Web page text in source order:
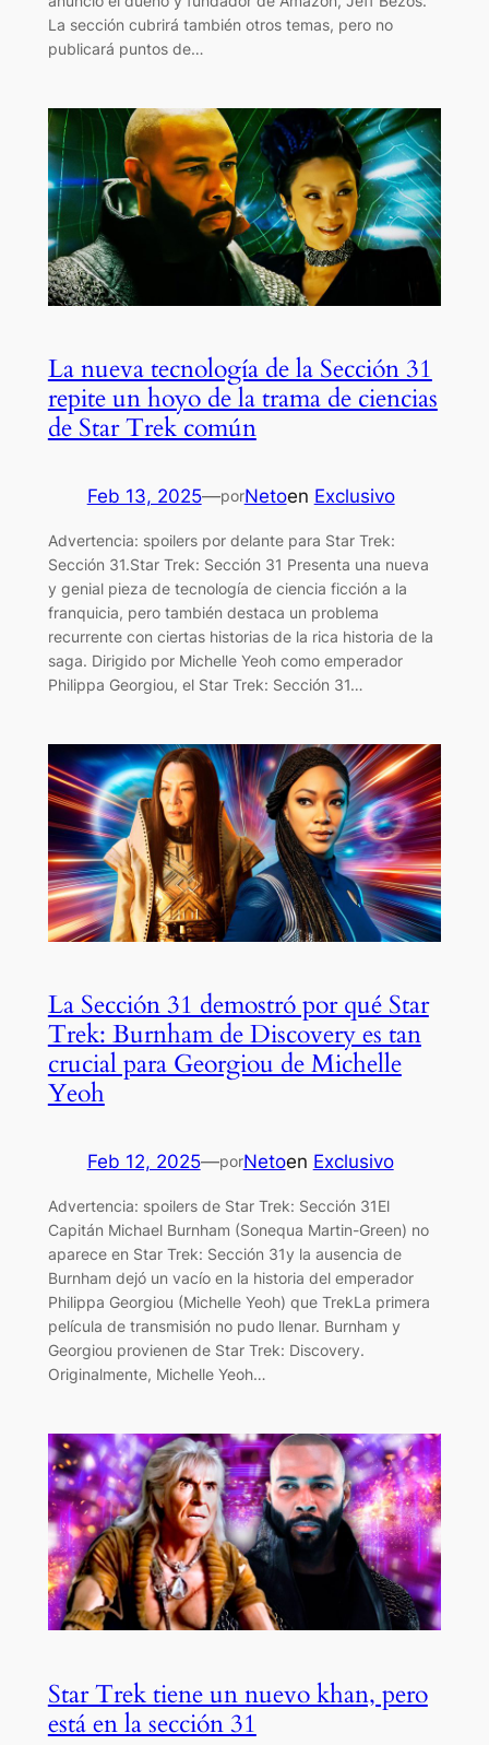
La sección cubrirá también otros temas, pero no
publicará puntos de…
La nueva tecnología de la Sección 31
repite un hoyo de la trama de ciencias
de Star Trek común
Feb 13, 2025—porNetoen Exclusivo
Advertencia: spoilers por delante para Star Trek:
Sección 31.Star Trek: Sección 31 Presenta una nueva
y genial pieza de tecnología de ciencia ficción a la
franquicia, pero también destaca un problema
recurrente con ciertas historias de la rica historia de la
saga. Dirigido por Michelle Yeoh como emperador
Philippa Georgiou, el Star Trek: Sección 31…
La Sección 31 demostró por qué Star
Trek: Burnham de Discovery es tan
crucial para Georgiou de Michelle
Yeoh
Feb 12, 2025—porNetoen Exclusivo
Advertencia: spoilers de Star Trek: Sección 31El
Capitán Michael Burnham (Sonequa Martin-Green) no
aparece en Star Trek: Sección 31y la ausencia de
Burnham dejó un vacío en la historia del emperador
Philippa Georgiou (Michelle Yeoh) que TrekLa primera
película de transmisión no pudo llenar. Burnham y
Georgiou provienen de Star Trek: Discovery.
Originalmente, Michelle Yeoh…
Star Trek tiene un nuevo khan, pero
está en la sección 31